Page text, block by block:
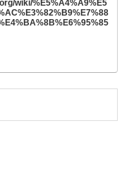
wiki/%E5%A4%A9%E5